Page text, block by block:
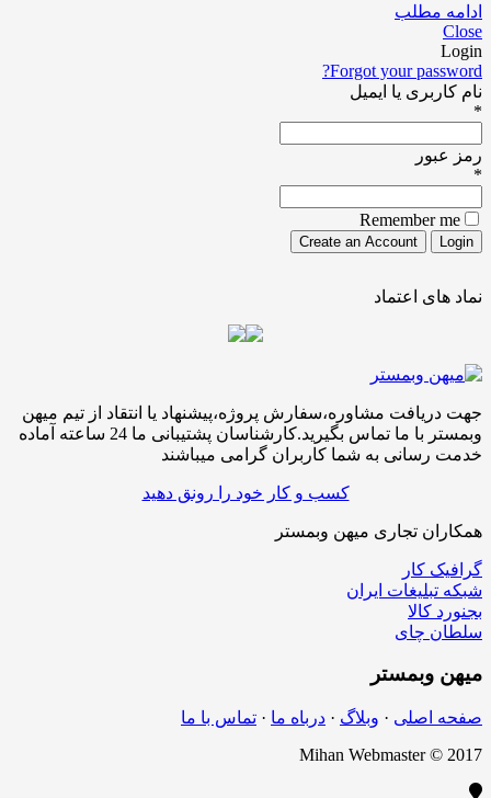
ادامه مطلب
Close
Login
Forgot your password?
نام کاربری یا ایمیل
*
رمز عبور
*
Remember me
نماد های اعتماد
جهت دریافت مشاوره،سفارش پروژه،پیشنهاد یا انتقاد از تیم میهن
وبمستر با ما تماس بگیرید.کارشناسان پشتیبانی ما 24 ساعته آماده
خدمت رسانی به شما کاربران گرامی میباشند
کسب و کار خود را رونق دهید
همکاران تجاری میهن وبمستر
گرافیک کار
شبکه تبلیغات ایران
بجنورد کالا
سلطان چای
میهن وبمستر
صفحه اصلی · وبلاگ · درباه ما · تماس با ما
Mihan Webmaster © 2017